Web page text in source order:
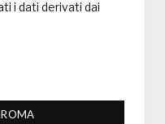
i dati derivati dai